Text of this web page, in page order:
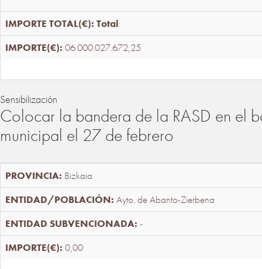
Total:
06.000.027.672,25
Sensibilización
Colocar la bandera de la RASD en el
municipal el 27 de febrero
Bizkaia
Ayto. de Abanto-Zierbena
-
0,00